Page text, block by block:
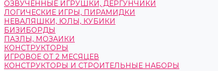
ОЗВУЧЕННЫЕ ИГРУШКИ, ДЕРГУНЧИКИ
ЛОГИЧЕСКИЕ ИГРЫ, ПИРАМИДКИ
НЕВАЛЯШКИ, ЮЛЫ, КУБИКИ
БИЗИБОРДЫ
ПАЗЛЫ, МОЗАИКИ
КОНСТРУКТОРЫ
ИГРОВОЕ ОТ 2 МЕСЯЦЕВ
КОНСТРУКТОРЫ И СТРОИТЕЛЬНЫЕ НАБОРЫ